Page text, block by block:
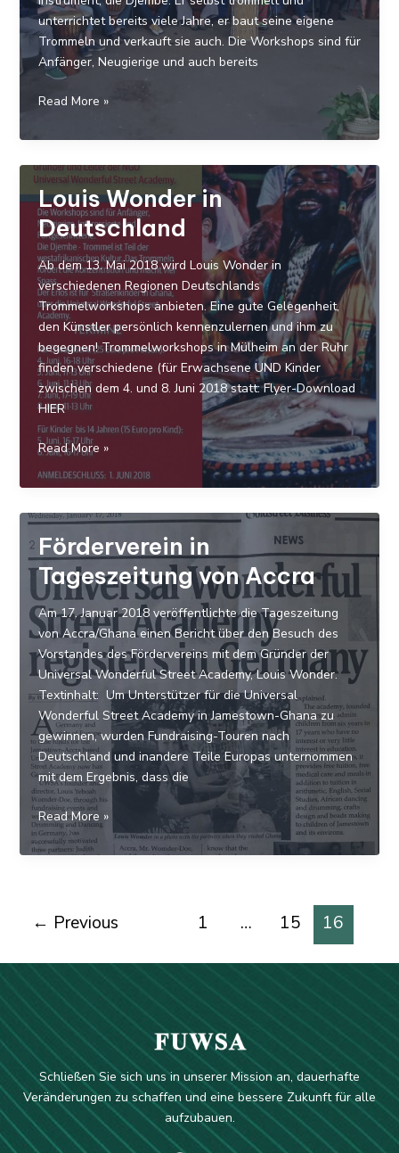
unterrichtet bereits viele Jahre, er baut seine eigene
Trommeln und verkauft sie auch. Die Workshops sind für
Anfänger, Neugierige und auch bereits
Louis
on
Tour
in
Deutschland
Read More »
Louis Wonder in
Deutschland
Ab dem 13. Mai 2018 wird Louis Wonder in
verschiedenen Regionen Deutschlands
Trommelworkshops anbieten. Eine gute Gelegenheit,
den Künstler persönlich kennenzulernen und ihm zu
begegnen! Trommelworkshops in Mülheim an der Ruhr
finden verschiedene (für Erwachsene UND Kinder
zwischen dem 4. und 8. Juni 2018 statt: Flyer-Download
HIER
Louis
Wonder
in
Deutschland
Read More »
Förderverein in
Tageszeitung von Accra
Am 17. Januar 2018 veröffentlichte die Tageszeitung
von Accra/Ghana einen Bericht über den Besuch des
Vorstandes des Fördervereins mit dem Gründer der
Universal Wonderful Street Academy, Louis Wonder.
Textinhalt: Um Unterstützer für die Universal
Wonderful Street Academy in Jamestown-Ghana zu
gewinnen, wurden Fundraising-Touren nach
Deutschland und inandere Teile Europas unternommen
mit dem Ergebnis, dass die
Förderverein
in
Tageszeitung
Read More »
← Previous 1 … 15 16
Schließen Sie sich uns in unserer Mission an, dauerhafte
Veränderungen zu schaffen und eine bessere Zukunft für alle
aufzubauen.